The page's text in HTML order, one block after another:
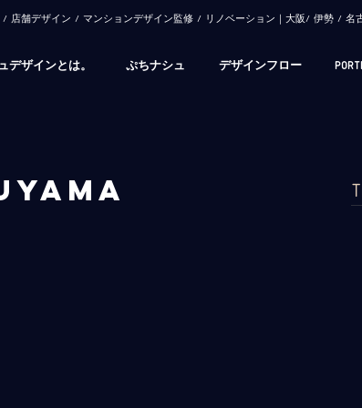
/ 店舗デザイン / マンションデザイン監修 / リノベーション｜大阪/ 伊勢 / 名
デザインとは。 ぷちナシュ デザインフロー